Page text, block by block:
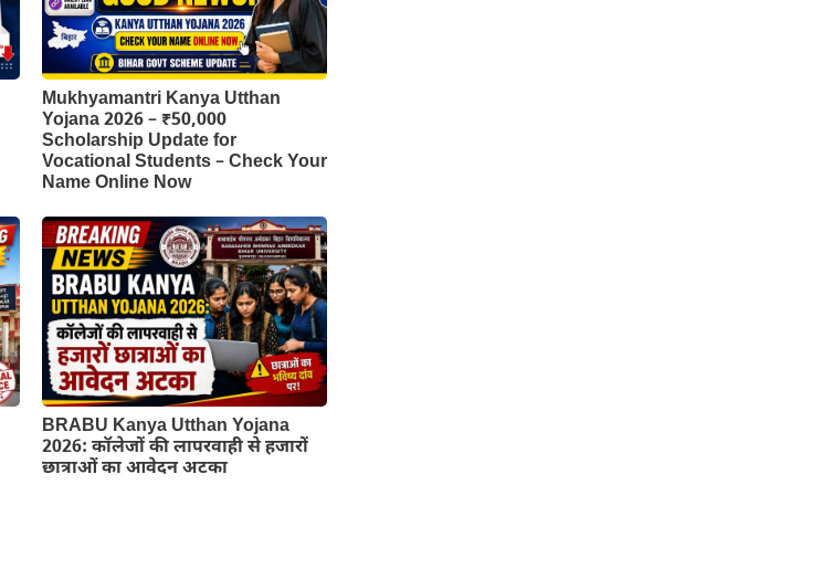
Mukhyamantri Kanya Utthan
Yojana 2026 – ₹50,000
Scholarship Update for
Vocational Students – Check Your
Name Online Now
BRABU Kanya Utthan Yojana
2026: कॉलेजों की लापरवाही से हजारों
छात्राओं का आवेदन अटका